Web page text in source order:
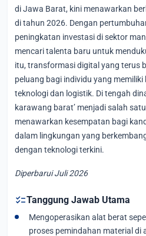
di Jawa Barat, kini menawarkan
di tahun 2026. Dengan
peningkatan investasi di sektor
mencari talenta baru untuk
itu, transformasi digital yang terus
peluang bagi individu yang
teknologi dan logistik. Di tengah
karawang barat’ menjadi salah
menawarkan kesempatan bagi
dalam lingkungan yang
dengan teknologi terkini.
Diperbarui Juli 2026
checklistTanggung Jawab Utama
Mengoperasikan alat berat
proses pemindahan material di